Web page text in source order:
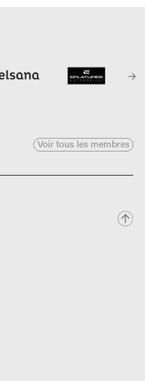
Voir tous les membres